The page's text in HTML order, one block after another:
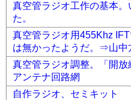
真空管ラジオ工作の基本
た。
真空管ラジオ用455Khz
は無かったようだ。⇒山中
真空管ラジオ調整。「開
アンテナ回路網
自作ラジオ、セミ